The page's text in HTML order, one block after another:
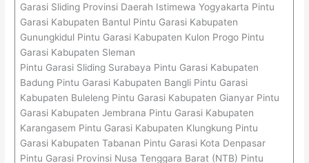
Garasi Sliding Provinsi Daerah Istimewa Yogyakarta Pintu
Garasi Kabupaten Bantul Pintu Garasi Kabupaten
Gunungkidul Pintu Garasi Kabupaten Kulon Progo Pintu
Garasi Kabupaten Sleman
Pintu Garasi Sliding Surabaya Pintu Garasi Kabupaten
Badung Pintu Garasi Kabupaten Bangli Pintu Garasi
Kabupaten Buleleng Pintu Garasi Kabupaten Gianyar Pintu
Garasi Kabupaten Jembrana Pintu Garasi Kabupaten
Karangasem Pintu Garasi Kabupaten Klungkung Pintu
Garasi Kabupaten Tabanan Pintu Garasi Kota Denpasar
Pintu Garasi Provinsi Nusa Tenggara Barat (NTB) Pintu